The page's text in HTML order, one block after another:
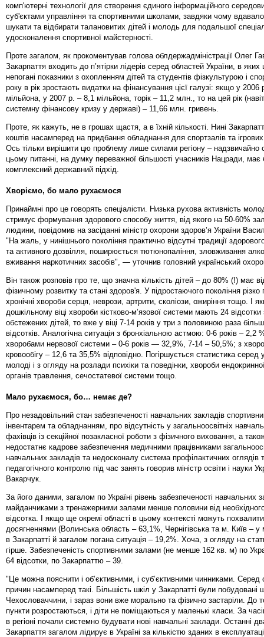
комп'ютерні технології для створення єдиного інформаційного
суб'єктами управління та спортивними школами, завдяки чому
шукати та відбирати талановитих дітей і молодь для подальшої
удосконалення спортивної майстерності.
Проте загалом, як прокоментував голова облдержадміністрації Олег
Закарпаття входить до п’ятірки лідерів серед областей України, в
непогані показники з охопленням дітей та студентів фізкультурою і
року в рік зростають видатки на фінансування цієї галузі: якщо у 2006
мільйона, у 2007 р. – 8,1 мільйона, торік – 11,2 млн., то на цей рік
системну фінансову кризу у державі) – 11,66 млн. гривень.
Проте, як кажуть, не в грошах щастя, а в їхній кількості. Нині
коштів насамперед на придбання обладнання для спортзалів та
Ось тільки вирішити цю проблему лише силами регіону – надзвичайно
цьому питанні, на думку переважної більшості учасників Нацради, має
комплексний державний підхід.
Хворіємо, бо мало рухаємося
Принаймні про це говорять спеціалісти. Низька рухова активність
стримує формування здорового способу життя, від якого на 50-60%
людини, повідомив на засіданні міністр охорони здоров’я України
"На жаль, у нинішнього покоління практично відсутні традиції
та активного дозвілля, поширюється тютюнопаління, зловживання
вживання наркотичних засобів", — уточнив головний український
Він також розповів про те, що значна кількість дітей – до 80% (!) має
фізичному розвитку та стані здоров'я. У підростаючого покоління різко
хронічні хвороби серця, неврози, артрити, сколіози, ожиріння тощо. І
дошкільному віці хвороби кістково-м’язової системи мають 24 відсотки
обстежених дітей, то вже у віці 7-14 років у три з половиною раза
відсотків. Аналогічна ситуація з бронхіальною астмою: 0-6 років – 2,2
хворобами нервової системи – 0-6 років — 32,9%, 7-14 – 50,5%; з
кровообігу – 12,6 та 35,5% відповідно. Погіршується статистика серед
молоді і з огляду на розлади психіки та поведінки, хвороби
органів травлення, сечостатевої системи тощо.
Мало рухаємося, бо… немає де?
Про незадовільний стан забезпеченості навчальних закладів
інвентарем та обладнанням, про відсутність у загальноосвітніх
фахівців із секційної позакласної роботи з фізичного виховання, а
недостатнє кадрове забезпечення медичними працівниками
навчальних закладів та недосконалу система профілактичних оглядів
педагогічного контролю під час занять говорив міністр освіти і науки
Вакарчук.
За його даними, загалом по Україні рівень забезпеченості навчальних
майданчиками з тренажерними залами менше половини від
відсотка. І якщо ще окремі області в цьому контексті можуть
досягненнями (Волинська область – 63,1%, Чернігівська та м. Київ –
в Закарпатті й загалом погана ситуація – 19,2%. Хоча, з огляду на
гірше. Забезпеченість спортивними залами (не менше 162 кв. м) по
64 відсотки, по Закарпаттю – 39.
"Це можна пояснити і об’єктивними, і суб’єктивними чинниками. Серед
причин насамперед такі. Більшість шкіл у Закарпатті були побудовані
Чехословаччини, і зараз вони вже морально та фізично застаріли. До
пункти розростаються, і діти не поміщаються у маленькі класи. За
в регіоні почали системно будувати нові навчальні заклади. Останні
Закарпаття загалом лідирує в Україні за кількістю зданих в